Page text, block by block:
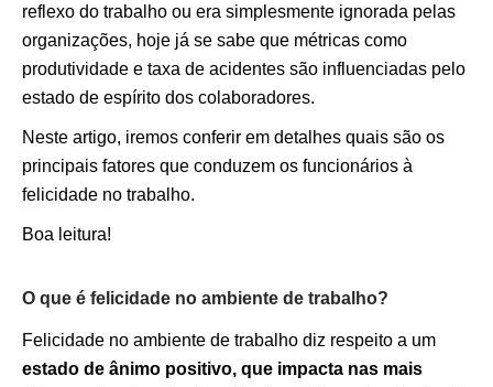
reflexo do trabalho ou era simplesmente ignorada pelas
organizações, hoje já se sabe que métricas como
produtividade e taxa de acidentes são influenciadas pelo
estado de espírito dos colaboradores.
Neste artigo, iremos conferir em detalhes quais são os
principais fatores que conduzem os funcionários à
felicidade no trabalho.
Boa leitura!
O que é felicidade no ambiente de trabalho?
Felicidade no ambiente de trabalho diz respeito a um
estado de ânimo positivo, que impacta nas mais